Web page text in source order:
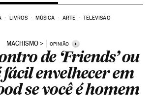
LIVROS MÚSICA ARTE TELEVISÃO
MACHISMO OPINIÃO i
de ‘Friends’ ou
fácil envelhecer em
se você é homem